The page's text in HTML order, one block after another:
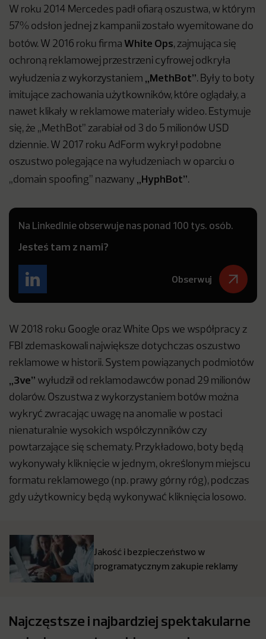
W roku 2014 Mercedes padł ofiarą oszustwa, w którym
57% odsłon jednej z kampanii zostało wyemitowane do
botów. W 2016 roku firma White Ops, zajmująca się
ochroną reklamowej przestrzeni cyfrowej odkryła
wyłudzenia z wykorzystaniem „MethBot”. Były to boty
imitujące zachowania użytkowników, które oglądały, a
nawet klikały w reklamowe materiały wideo. Estymuje
się, że „MethBot” zarabiał od 3 do 5 milionów USD
dziennie. W 2017 roku AdForm wykrył podobne
oszustwo polegające na wyłudzeniach w oparciu o
„domain spoofing” nazwany „HyphBot”.
Na LinkedInie obserwuje nas ponad 100 tys. osób.
Jesteś tam z nami?
Obserwuj
W 2018 roku Google oraz White Ops we współpracy z
FBI zdemaskowali największe dotychczas oszustwo
reklamowe w historii. System powiązanych podmiotów
„3ve” wyłudził od reklamodawców ponad 29 milionów
dolarów. Oszustwa z wykorzystaniem botów można
wykryć zwracając uwagę na anomalie w postaci
nienaturalnie wysokich współczynników czy
powtarzające się schematy. Przykładowo, boty będą
wykonywały kliknięcie w jednym, określonym miejscu
formatu reklamowego (np. prawy górny róg), podczas
gdy użytkownicy będą wykonywać kliknięcia losowo.
Jakość i bezpieczeństwo w
programatycznym zakupie reklamy
Najczęstsze i najbardziej spektakularne